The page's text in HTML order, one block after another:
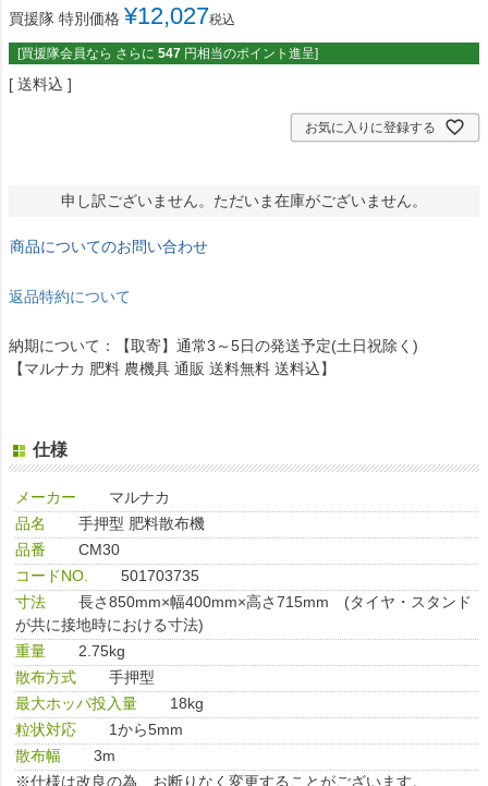
買援隊 特別価格 ¥12,027税込
[買援隊会員なら さらに 547 円相当のポイント進呈]
送料込
お気に入りに登録する
申し訳ございません。ただいま在庫がございません。
商品についてのお問い合わせ
返品特約について
納期について：【取寄】通常3～5日の発送予定(土日祝除く)
【マルナカ 肥料 農機具 通販 送料無料 送料込】
仕様
メーカー
マルナカ
品名
手押型 肥料散布機
品番
CM30
コードNO.
501703735
寸法
長さ850mm×幅400mm×高さ715mm (タイヤ・スタンド
が共に接地時における寸法)
重量
2.75kg
散布方式
手押型
最大ホッパ投入量
18kg
粒状対応
1から5mm
散布幅
3m
※仕様は改良の為、お断りなく変更することがございます。